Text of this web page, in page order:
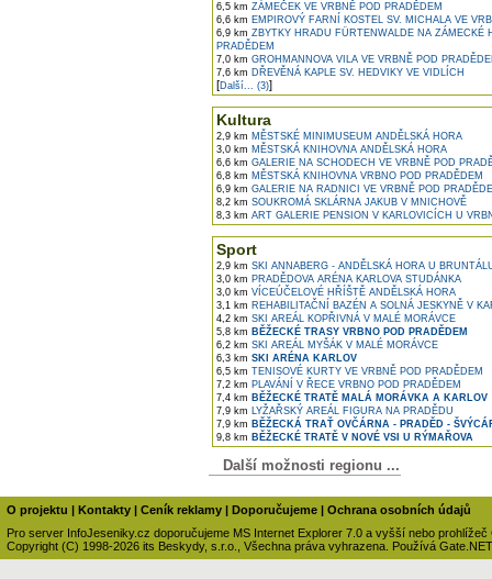
6,5 km ZÁMEČEK VE VRBNĚ POD PRADĚDEM
6,6 km EMPIROVÝ FARNÍ KOSTEL SV. MICHALA VE
6,9 km ZBYTKY HRADU FÜRTENWALDE NA ZÁMECKÉ
PRADĚDEM
7,0 km GROHMANNOVA VILA VE VRBNĚ POD
7,6 km DŘEVĚNÁ KAPLE SV. HEDVIKY VE VIDLÍCH
[Další... (3)]
Kultura
2,9 km MĚSTSKÉ MINIMUSEUM ANDĚLSKÁ HORA
3,0 km MĚSTSKÁ KNIHOVNA ANDĚLSKÁ HORA
6,6 km GALERIE NA SCHODECH VE VRBNĚ POD
6,8 km MĚSTSKÁ KNIHOVNA VRBNO POD PRADĚDEM
6,9 km GALERIE NA RADNICI VE VRBNĚ POD
8,2 km SOUKROMÁ SKLÁRNA JAKUB V MNICHOVĚ
8,3 km ART GALERIE PENSION V KARLOVICÍCH U
Sport
2,9 km SKI ANNABERG - ANDĚLSKÁ HORA U
3,0 km PRADĚDOVA ARÉNA KARLOVA STUDÁNKA
3,0 km VÍCEÚČELOVÉ HŘÍŠTĚ ANDĚLSKÁ HORA
3,1 km REHABILITAČNÍ BAZÉN A SOLNÁ JESKYNĚ V
4,2 km SKI AREÁL KOPŘIVNÁ V MALÉ MORÁVCE
5,8 km BĚŽECKÉ TRASY VRBNO POD PRADĚDEM
6,2 km SKI AREÁL MYŠÁK V MALÉ MORÁVCE
6,3 km SKI ARÉNA KARLOV
6,5 km TENISOVÉ KURTY VE VRBNĚ POD PRADĚDEM
7,2 km PLAVÁNÍ V ŘECE VRBNO POD PRADĚDEM
7,4 km BĚŽECKÉ TRATĚ MALÁ MORÁVKA A KARLOV
7,9 km LYŽAŘSKÝ AREÁL FIGURA NA PRADĚDU
7,9 km BĚŽECKÁ TRAŤ OVČÁRNA - PRADĚD -
9,8 km BĚŽECKÉ TRATĚ V NOVÉ VSI U RÝMAŘOVA
Další možnosti regionu ...
O projektu | Kontakty | Ceník reklamy | Doporučujeme | Ochrana osobních údajů
Pro server InfoJeseniky.cz doporučujeme MS Internet Explorer 7.0 a vyšší nebo prohlížeč
Copyright (C) 1998-2026 its Beskydy, s.r.o., Všechna práva vyhrazena. Používá